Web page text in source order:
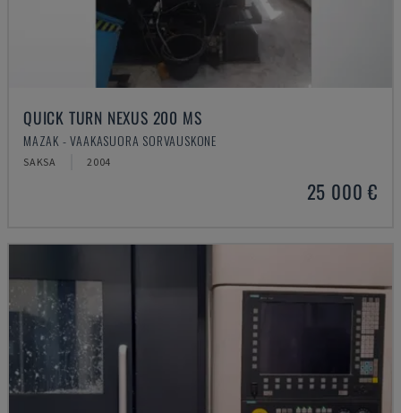
QUICK TURN NEXUS 200 MS
MAZAK - VAAKASUORA SORVAUSKONE
SAKSA 2004
25 000 €